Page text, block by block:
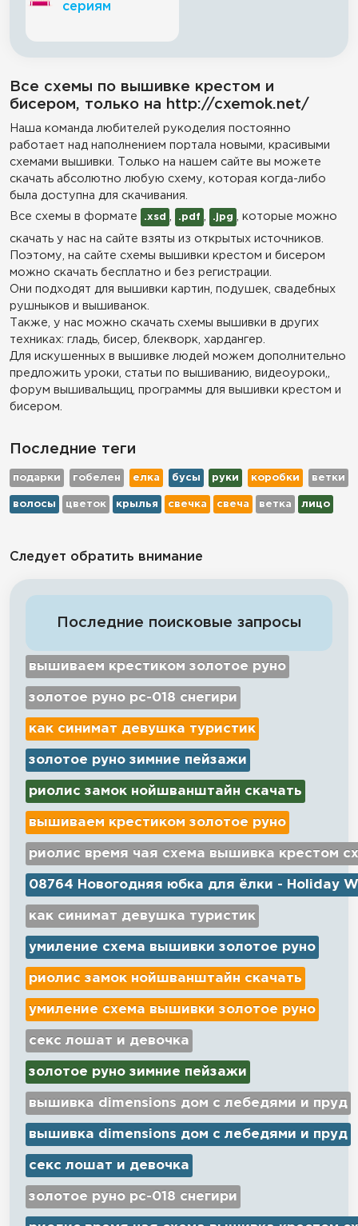
сериям
Все схемы по вышивке крестом и
бисером, только на http://cxemok.net/
Наша команда любителей рукоделия постоянно
работает над наполнением портала новыми, красивыми
схемами вышивки. Только на нашем сайте вы можете
скачать абсолютно любую схему, которая когда-либо
была доступна для скачивания.
Все схемы в формате
.xsd .pdf .jpg , которые можно
скачать у нас на сайте взяты из открытых источников.
Поэтому, на сайте схемы вышивки крестом и бисером
можно скачать бесплатно и без регистрации.
Они подходят для вышивки картин, подушек, свадебных
рушныков и вышиванок.
Также, у нас можно скачать схемы вышивки в других
техниках: гладь, бисер, блекворк, хардангер.
Для искушенных в вышивке людей можем дополнительно
предложить уроки, статьи по вышиванию, видеоуроки,,
форум вышивальщиц, программы для вышивки крестом и
бисером.
Последние теги
подарки гобелен елка бусы руки коробки ветки
волосы цветок крылья свечка свеча ветка лицо
Следует обратить внимание
Последние поисковые запросы
вышиваем крестиком золотое руно
золотое руно рс-018 снегири
как синимат девушка туристик
золотое руно зимние пейзажи
риолис замок нойшванштайн скачать
вышиваем крестиком золотое руно
риолис время чая схема вышивка крестом
08764 Новогодняя юбка для ёлки - Holiday
как синимат девушка туристик
умиление схема вышивки золотое руно
риолис замок нойшванштайн скачать
умиление схема вышивки золотое руно
секс лошат и девочка
золотое руно зимние пейзажи
вышивка dimensions дом с лебедями и пруд
вышивка dimensions дом с лебедями и пруд
секс лошат и девочка
золотое руно рс-018 снегири